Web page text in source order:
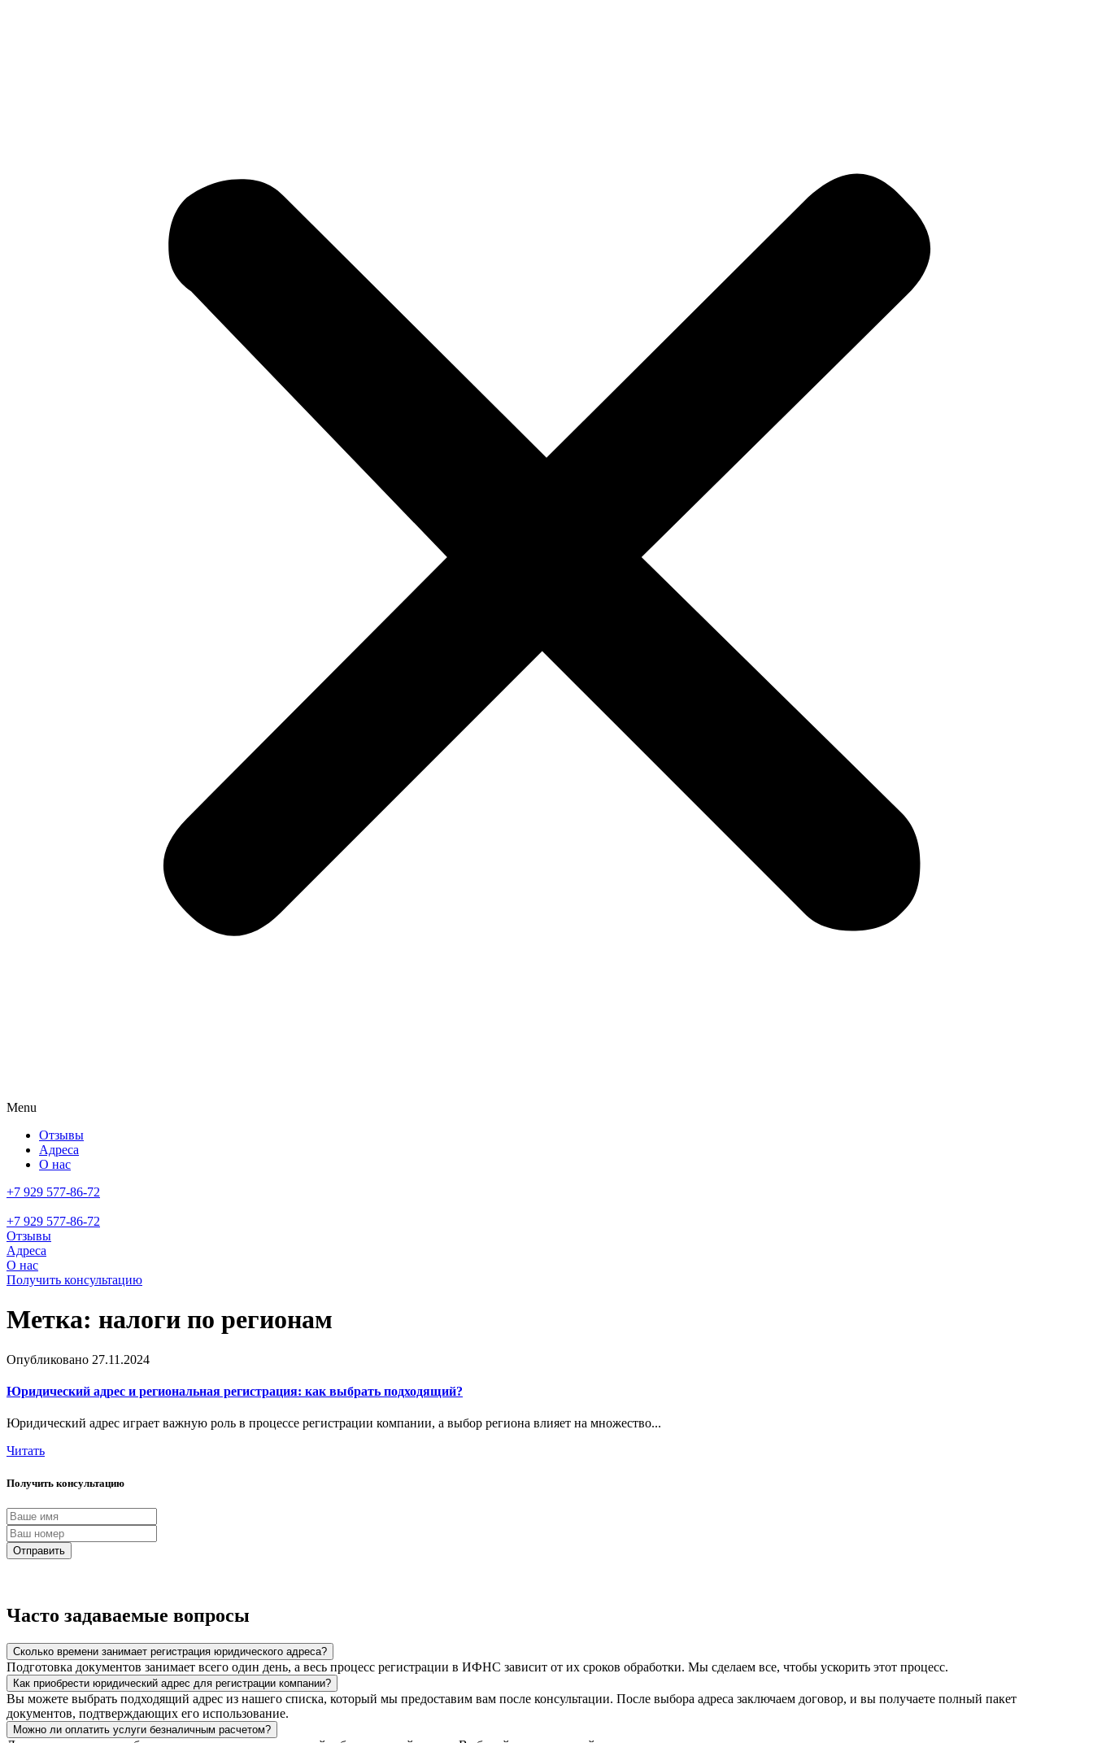
Menu
Отзывы
Адреса
О нас
+7 929 577-86-72
+7 929 577-86-72
Отзывы
Адреса
О нас
Получить консультацию
Метка: налоги по регионам
Опубликовано 27.11.2024
Юридический адрес и региональная регистрация: как выбрать подходящий?
Юридический адрес играет важную роль в процессе регистрации компании, а выбор региона влияет на множество...
Читать
Получить консультацию
Отправить
Часто задаваемые вопросы
Сколько времени занимает регистрация юридического адреса?
Подготовка документов занимает всего один день, а весь процесс регистрации в ИФНС зависит от их сроков обработки. Мы сделаем все, чтобы ускорить этот процесс.
Как приобрести юридический адрес для регистрации компании?
Вы можете выбрать подходящий адрес из нашего списка, который мы предоставим вам после консультации. После выбора адреса заключаем договор, и вы получаете полный пакет
документов, подтверждающих его использование.
Можно ли оплатить услуги безналичным расчетом?